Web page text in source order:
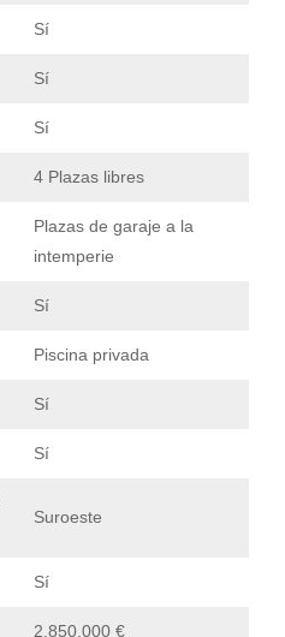
Sí
Sí
Sí
4 Plazas libres
Plazas de garaje a la
intemperie
Sí
Piscina privada
Sí
Sí
Suroeste
Sí
2.850.000 €